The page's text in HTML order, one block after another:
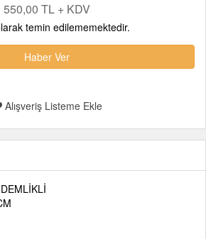
550,00 TL + KDV
temin edilememektedir.
Haber Ver
Alışveriş Listeme Ekle